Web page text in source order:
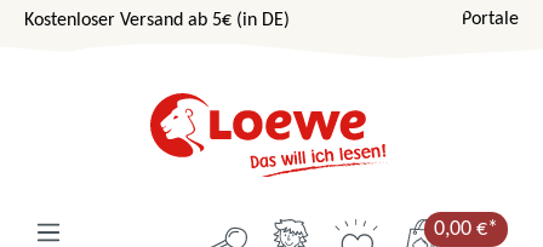
Zum Hauptinhalt springen
Kostenloser Versand ab 5€ (in DE) Portale
0,00 €*